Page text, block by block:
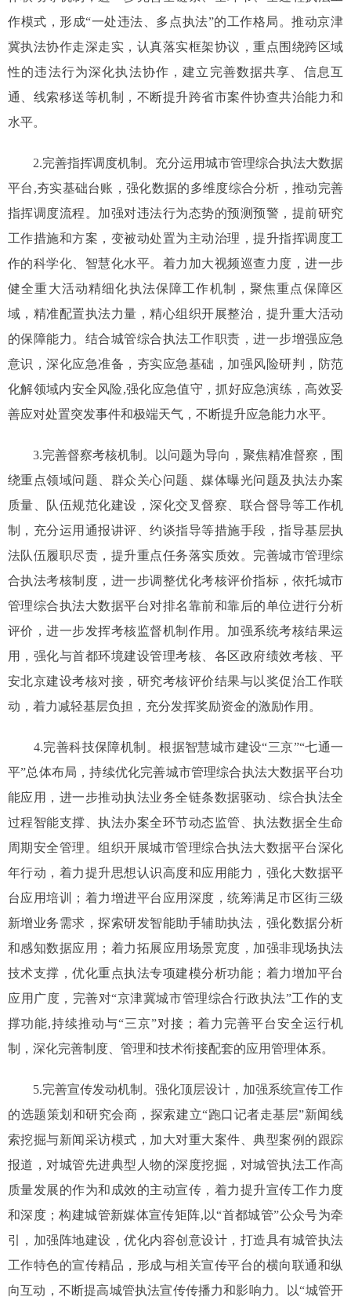
作模式，形成“一处违法、多点执法”的工作格局。推动京津
冀执法协作走深走实，认真落实框架协议，重点围绕跨区域
性的违法行为深化执法协作，建立完善数据共享、信息互
通、线索移送等机制，不断提升跨省市案件协查共治能力和
水平。
2.完善指挥调度机制。充分运用城市管理综合执法大数据
平台,夯实基础台账，强化数据的多维度综合分析，推动完善
指挥调度流程。加强对违法行为态势的预测预警，提前研究
工作措施和方案，变被动处置为主动治理，提升指挥调度工
作的科学化、智慧化水平。着力加大视频巡查力度，进一步
健全重大活动精细化执法保障工作机制，聚焦重点保障区
域，精准配置执法力量，精心组织开展整治，提升重大活动
的保障能力。结合城管综合执法工作职责，进一步增强应急
意识，深化应急准备，夯实应急基础，加强风险研判，防范
化解领域内安全风险,强化应急值守，抓好应急演练，高效妥
善应对处置突发事件和极端天气，不断提升应急能力水平。
3.完善督察考核机制。以问题为导向，聚焦精准督察，围
绕重点领域问题、群众关心问题、媒体曝光问题及执法办案
质量、队伍规范化建设，深化交叉督察、联合督导等工作机
制，充分运用通报讲评、约谈指导等措施手段，指导基层执
法队伍履职尽责，提升重点任务落实质效。完善城市管理综
合执法考核制度，进一步调整优化考核评价指标，依托城市
管理综合执法大数据平台对排名靠前和靠后的单位进行分析
评价，进一步发挥考核监督机制作用。加强系统考核结果运
用，强化与首都环境建设管理考核、各区政府绩效考核、平
安北京建设考核对接，研究考核评价结果与以奖促治工作联
动，着力减轻基层负担，充分发挥奖励资金的激励作用。
4.完善科技保障机制。根据智慧城市建设“三京”“七通一
平”总体布局，持续优化完善城市管理综合执法大数据平台功
能应用，进一步推动执法业务全链条数据驱动、综合执法全
过程智能支撑、执法办案全环节动态监管、执法数据全生命
周期安全管理。组织开展城市管理综合执法大数据平台深化
年行动，着力提升思想认识高度和应用能力，强化大数据平
台应用培训；着力增进平台应用深度，统筹满足市区街三级
新增业务需求，探索研发智能助手辅助执法，强化数据分析
和感知数据应用；着力拓展应用场景宽度，加强非现场执法
技术支撑，优化重点执法专项建模分析功能；着力增加平台
应用广度，完善对“京津冀城市管理综合行政执法”工作的支
撑功能,持续推动与“三京”对接；着力完善平台安全运行机
制，深化完善制度、管理和技术衔接配套的应用管理体系。
5.完善宣传发动机制。强化顶层设计，加强系统宣传工作
的选题策划和研究会商，探索建立“跑口记者走基层”新闻线
索挖掘与新闻采访模式，加大对重大案件、典型案例的跟踪
报道，对城管先进典型人物的深度挖掘，对城管执法工作高
质量发展的作为和成效的主动宣传，着力提升宣传工作力度
和深度；构建城管新媒体宣传矩阵,以“首都城管”公众号为牵
引，加强阵地建设，优化内容创意设计，打造具有城管执法
工作特色的宣传精品，形成与相关宣传平台的横向联通和纵
向互动，不断提高城管执法宣传传播力和影响力。以“城管开